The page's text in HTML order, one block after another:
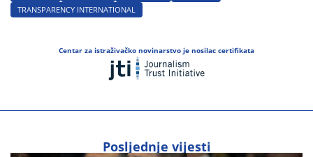
TRANSPARENCY INTERNATIONAL
Centar za istraživačko novinarstvo je nosilac certifikata
Posljednje vijesti